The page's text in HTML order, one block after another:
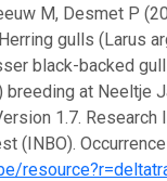
M, Desmet P
gulls (Larus
black-backed
breeding at Neeltje
1.7.
(INBO).